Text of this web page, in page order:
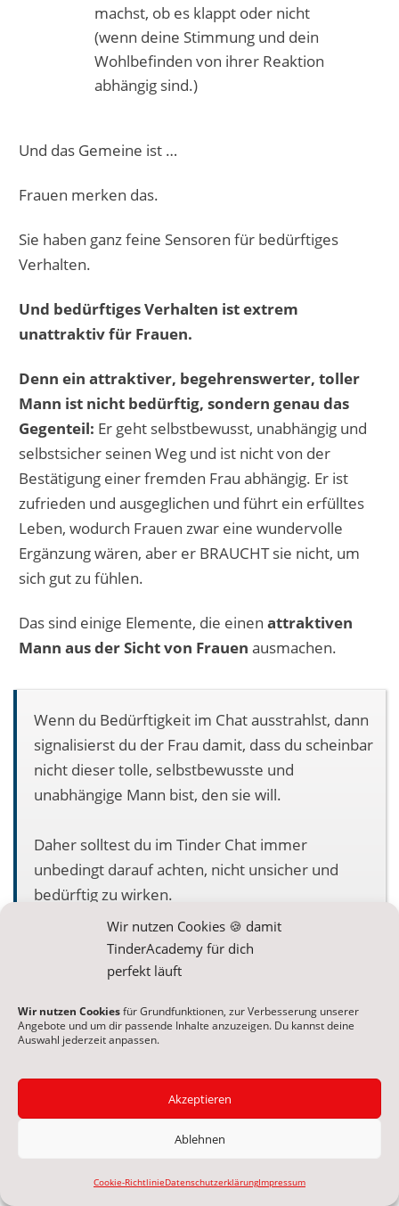
Wir nutzen Cookies 🍪 damit
TinderAcademy für dich
perfekt läuft
Wir nutzen Cookiesfür Grundfunktionen, zur Verbesserung unserer
Angebote und um dir passende Inhalte anzuzeigen. Du kannst deine
Auswahl jederzeit anpassen.
Akzeptieren
Ablehnen
Cookie-RichtlinieDatenschutzerklärungImpressum
machst, ob es klappt oder nicht
(wenn deine Stimmung und dein
Wohlbefinden von ihrer Reaktion
abhängig sind.)
Und das Gemeine ist …
Frauen merken das.
Sie haben ganz feine Sensoren für bedürftiges
Verhalten.
Und bedürftiges Verhalten ist extrem
unattraktiv für Frauen.
Denn ein attraktiver, begehrenswerter, toller
Mann ist nicht bedürftig, sondern genau das
Gegenteil: Er geht selbstbewusst, unabhängig und
selbstsicher seinen Weg und ist nicht von der
Bestätigung einer fremden Frau abhängig. Er ist
zufrieden und ausgeglichen und führt ein erfülltes
Leben, wodurch Frauen zwar eine wundervolle
Ergänzung wären, aber er BRAUCHT sie nicht, um
sich gut zu fühlen.
Das sind einige Elemente, die einen attraktiven
Mann aus der Sicht von Frauen ausmachen.
Wenn du Bedürftigkeit im Chat ausstrahlst, dann
signalisierst du der Frau damit, dass du scheinbar
nicht dieser tolle, selbstbewusste und
unabhängige Mann bist, den sie will.
Daher solltest du im Tinder Chat immer
unbedingt darauf achten, nicht unsicher und
bedürftig zu wirken.
Bedürftig und unsicher wirkst du, wenn du zum
Ihr ständig Komplimente gibst
ihr immer zustimmst und nach dem
schreibst und auf Nummer sicher